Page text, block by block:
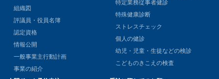
組織図
評議員・役員名簿
認定資格
情報公開
一般事業主行動計画
事業の紹介
特定業務従事者健診
特殊健康診断
ストレスチェック
個人の健診
幼児・児童・生徒などの検診
こどものきこえの検査